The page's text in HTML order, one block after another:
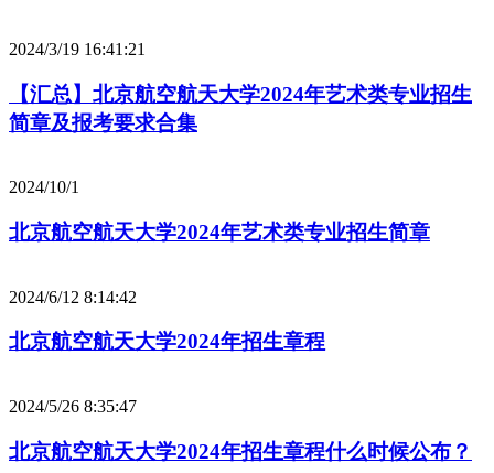
2024/3/19 16:41:21
【汇总】北京航空航天大学2024年艺术类专业招生
简章及报考要求合集
2024/10/1
北京航空航天大学2024年艺术类专业招生简章
2024/6/12 8:14:42
北京航空航天大学2024年招生章程
2024/5/26 8:35:47
北京航空航天大学2024年招生章程什么时候公布？